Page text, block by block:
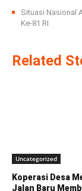
Situasi Nasional
Ke-81 RI
Related
Uncategorized
Koperasi Desa
Jalan Baru